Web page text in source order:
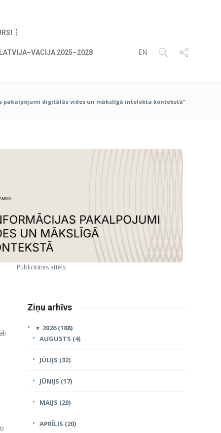
LATVIJA–VĀCIJA 2025–2028 EN
digitālās vides un mākslīgā intelekta kontekstā”
Publicitātes attēls
Ziņu arhīvs
▼ 2026 (188)
AUGUSTS (4)
JŪLIJS (32)
JŪNIJS (17)
MAIJS (20)
APRĪLIS (20)